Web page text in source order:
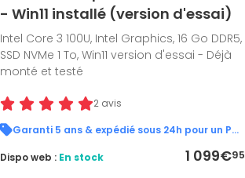
- Win11 installé (version d'essai)
Intel Core 3 100U, Intel Graphics, 16 Go DDR5,
SSD NVMe 1 To, Win11 version d'essai - Déjà
monté et testé
2 avis
Garanti 5 ans & expédié sous 24h pour un PC en stock !
1 099€95
Dispo web : En stock